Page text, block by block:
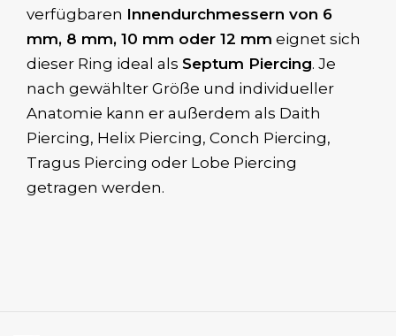
verfügbaren Innendurchmessern von 6
mm, 8 mm, 10 mm oder 12 mm eignet sich
dieser Ring ideal als Septum Piercing. Je
nach gewählter Größe und individueller
Anatomie kann er außerdem als Daith
Piercing, Helix Piercing, Conch Piercing,
Tragus Piercing oder Lobe Piercing
getragen werden.